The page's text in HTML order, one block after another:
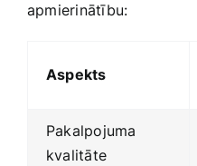
apmierinātību:
Aspekts
Pakalpojuma
kvalitāte